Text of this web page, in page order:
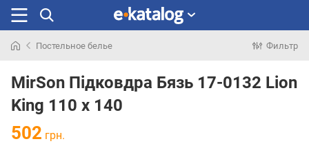
раньше
Постельное белье Фильтр
MirSon Підковдра Бязь 17-0132 Lion
King 110 х 140
502 грн.